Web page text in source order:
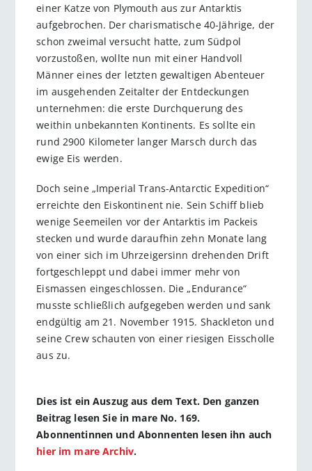
einer Katze von Plymouth aus zur Antarktis
aufgebrochen. Der charismatische 40-Jährige, der
schon zweimal versucht hatte, zum Südpol
vorzustoßen, wollte nun mit einer Handvoll
Männer eines der letzten gewaltigen Abenteuer
im ausgehenden Zeitalter der Entdeckungen
unternehmen: die erste Durchquerung des
weithin unbekannten Kontinents. Es sollte ein
rund 2900 Kilometer langer Marsch durch das
ewige Eis werden.
Doch seine „Imperial Trans-Antarctic Expedition“
erreichte den Eiskontinent nie. Sein Schiff blieb
wenige Seemeilen vor der Antarktis im Packeis
stecken und wurde daraufhin zehn Monate lang
von einer sich im Uhrzeigersinn drehenden Drift
fortgeschleppt und dabei immer mehr von
Eismassen eingeschlossen. Die „Endurance“
musste schließlich aufgegeben werden und sank
endgültig am 21. November 1915. Shackleton und
seine Crew schauten von einer riesigen Eisscholle
aus zu.
Dies ist ein Auszug aus dem Text. Den ganzen
Beitrag lesen Sie in mare No. 169.
Abonnentinnen und Abonnenten lesen ihn auch
hier im mare Archiv.